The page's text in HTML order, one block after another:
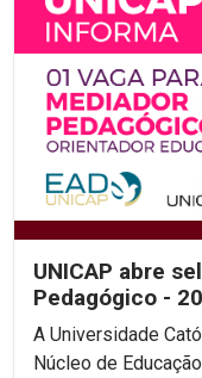
UNICAP abre
Pedagógico -
A Universidade
Núcleo de